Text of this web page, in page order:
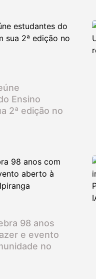
Ensino
2ª edição no
98 anos
e evento
no